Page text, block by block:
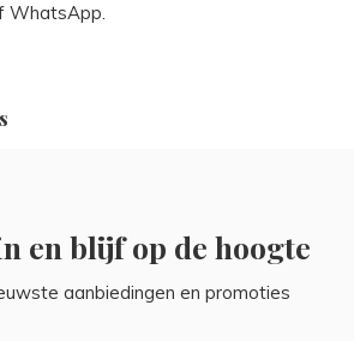
WhatsApp.
en blijf op de hoogte
aanbiedingen en promoties